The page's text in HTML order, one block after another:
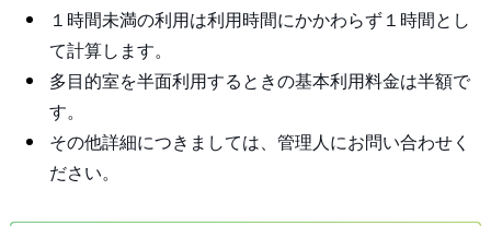
１時間未満の利用は利用時間にかかわらず１時間とし
て計算します。
多目的室を半面利用するときの基本利用料金は半額で
す。
その他詳細につきましては、管理人にお問い合わせく
ださい。